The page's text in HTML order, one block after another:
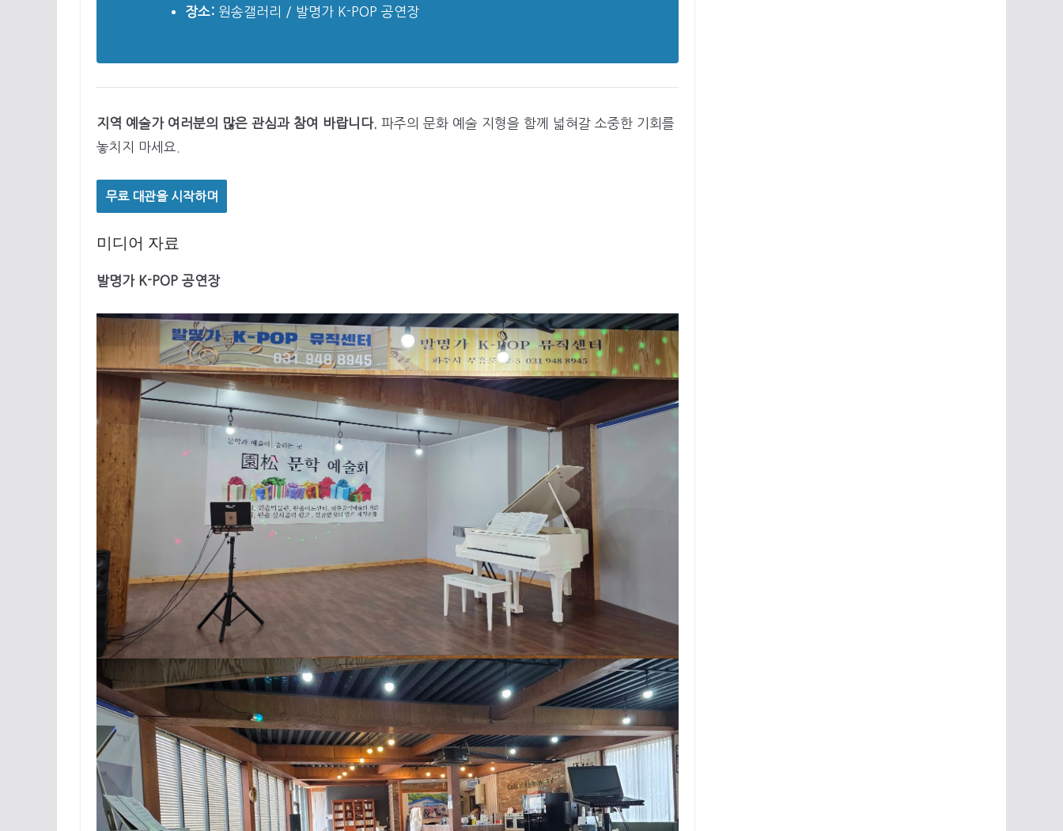
장소: 원송갤러리 / 발명가 K-POP 공연장
지역 예술가 여러분의 많은 관심과 참여 바랍니다. 파주의 문화 예술 지형을 함께 넓혀갈 소중한 기회를
놓치지 마세요.
무료 대관을 시작하며
미디어 자료
발명가 K-POP 공연장